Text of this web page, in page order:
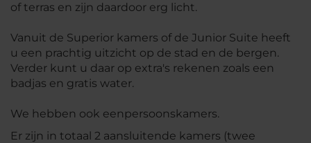
of terras en zijn daardoor erg licht.
Vanuit de Superior kamers of de Junior Suite heeft
u een prachtig uitzicht op de stad en de bergen.
Verder kunt u daar op extra's rekenen zoals een
badjas en gratis water.
We hebben ook eenpersoonskamers.
Er zijn in totaal 2 aansluitende kamers (twee